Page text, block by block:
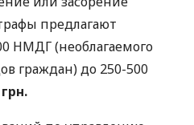
предлагают
НМДГ(необлагаемого
граждан) до 250-500